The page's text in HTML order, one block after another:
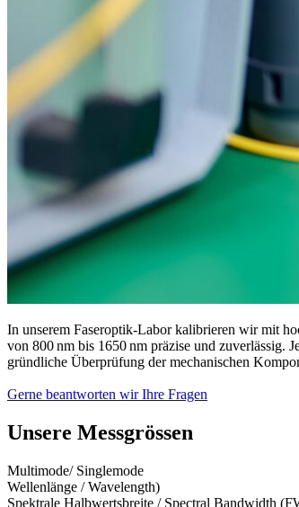
In unserem Faseroptik-Labor kalibrieren wir mit
von 800 nm bis 1650 nm präzise und
gründliche Überprüfung der mechanischen
Gerne beantworten wir Ihre Fragen
Unsere Messgrössen
Multimode/ Singlemode
Wellenlänge / Wavelength)
Spektrale Halbwertsbreite / Spectral Bandwidth